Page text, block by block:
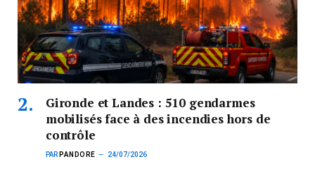
Gironde et Landes : 510 gendarmes
mobilisés face à des incendies hors de
contrôle
PAR PANDORE 24/07/2026